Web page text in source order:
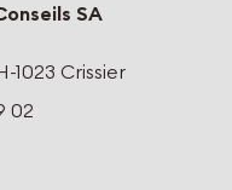
SA
1023 Crissier
02